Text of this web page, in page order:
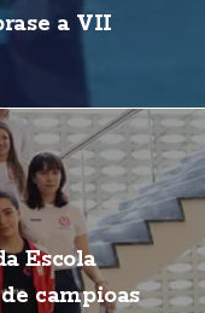
a VII
Escola
campioas